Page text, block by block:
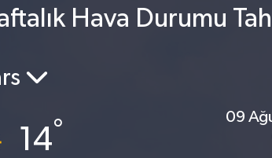
%0.18
Hava Durumu
14°
09